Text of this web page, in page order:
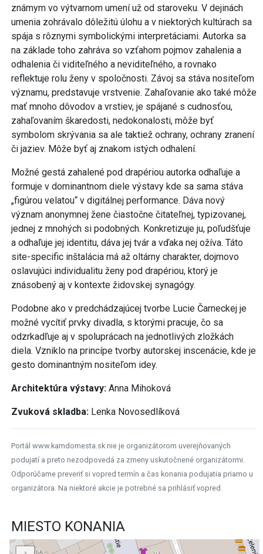
známym vo výtvarnom umení už od staroveku. V dejinách
umenia zohrávalo dôležitú úlohu a v niektorých kultúrach sa
spája s rôznymi symbolickými interpretáciami. Autorka sa
na základe toho zahráva so vzťahom pojmov zahalenia a
odhalenia či viditeľného a neviditeľného, a rovnako
reflektuje rolu ženy v spoločnosti. Závoj sa stáva nositeľom
významu, predstavuje vrstvenie. Zahaľovanie ako také môže
mať mnoho dôvodov a vrstiev, je spájané s cudnosťou,
zahaľovaním škaredosti, nedokonalosti, môže byť
symbolom skrývania sa ale taktiež ochrany, ochrany zranení
či jaziev. Môže byť aj znakom istých odhalení.
Možné gestá zahalené pod drapériou autorka odhaľuje a
formuje v dominantnom diele výstavy kde sa sama stáva
„figúrou velatou“ v digitálnej performance. Dáva nový
význam anonymnej žene čiastočne čitateľnej, typizovanej,
jednej z mnohých si podobných. Konkretizuje ju, poľudšťuje
a odhaľuje jej identitu, dáva jej tvár a vďaka nej ožíva. Táto
site-specific inštalácia má až oltárny charakter, dojmovo
oslavujúci individualitu ženy pod drapériou, ktorý je
znásobený aj v kontexte židovskej synagógy.
Podobne ako v predchádzajúcej tvorbe Lucie Čarneckej je
možné vycítiť prvky divadla, s ktorými pracuje, čo sa
odzrkadľuje aj v spoluprácach na jednotlivých zložkách
diela. Vzniklo na princípe tvorby autorskej inscenácie, kde je
gesto dominantným nositeľom idey.
Architektúra výstavy: Anna Mihoková
Zvuková skladba: Lenka Novosedlíková
Portál www.kamdomesta.sk nie je organizátorom uverejňovaných
podujatí a preto nezodpovedá za zmeny uskutočnené organizátormi.
Odporúčame preveriť si vopred termín a čas konania podujatia priamo u
organizátora. Na niektoré akcie je potrebné sa prihlásiť vopred.
MIESTO KONANIA